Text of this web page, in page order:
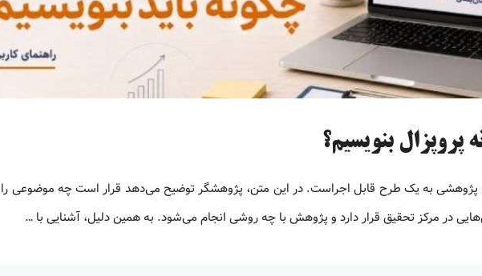
بنویسیم؟
پژوهشی به یک طرح قابل اجراست. در این متن، پژوهشگر توضیح می‌دهد قرار است چه موضوعی
در مرکز تحقیق قرار دارد و پژوهش با چه روشی انجام می‌شود. به همین دلیل، آشنایی با …